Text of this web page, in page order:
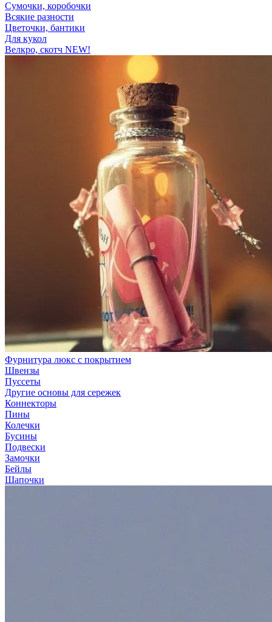
Сумочки, коробочки
Всякие разности
Цветочки, бантики
Для кукол
Велкро, скотч NEW!
Фурнитура люкс с покрытием
Швензы
Пуссеты
Другие основы для сережек
Коннекторы
Пины
Колечки
Бусины
Подвески
Замочки
Бейлы
Шапочки